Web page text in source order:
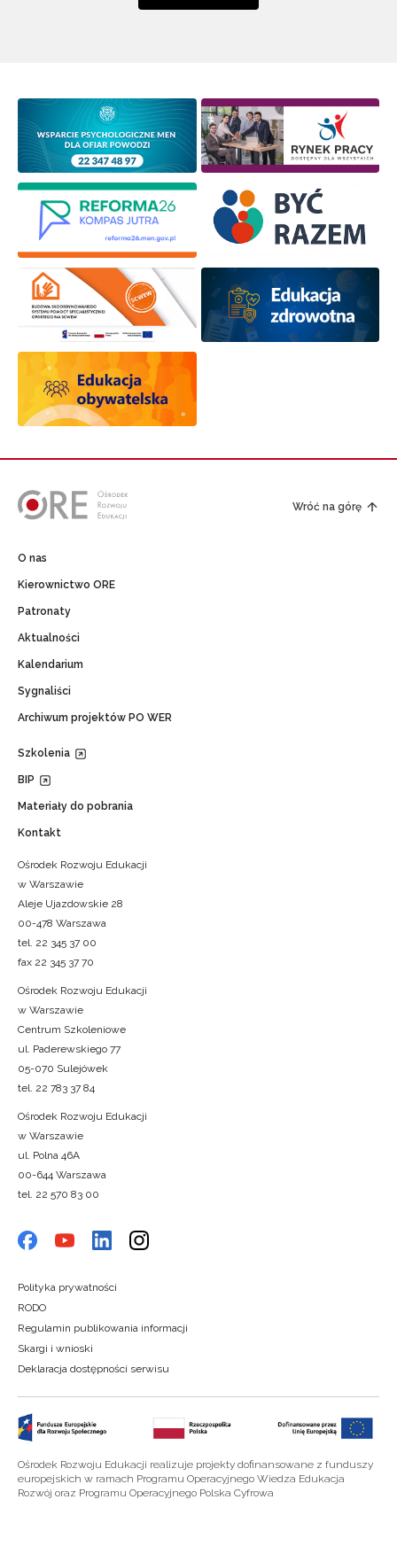
Wróć na górę
O nas
Kierownictwo ORE
Patronaty
Aktualności
Kalendarium
Sygnaliści
Archiwum projektów PO WER
Szkolenia
BIP
Materiały do pobrania
Kontakt
Ośrodek Rozwoju Edukacji
w Warszawie
Aleje Ujazdowskie 28
00-478 Warszawa
tel. 22 345 37 00
fax 22 345 37 70
Ośrodek Rozwoju Edukacji
w Warszawie
Centrum Szkoleniowe
ul. Paderewskiego 77
05-070 Sulejówek
tel. 22 783 37 84
Ośrodek Rozwoju Edukacji
w Warszawie
ul. Polna 46A
00-644 Warszawa
tel. 22 570 83 00
Polityka prywatności
RODO
Regulamin publikowania informacji
Skargi i wnioski
Deklaracja dostępności serwisu
Ośrodek Rozwoju Edukacji realizuje projekty dofinansowane z funduszy
europejskich w ramach Programu Operacyjnego Wiedza Edukacja
Rozwój oraz Programu Operacyjnego Polska Cyfrowa